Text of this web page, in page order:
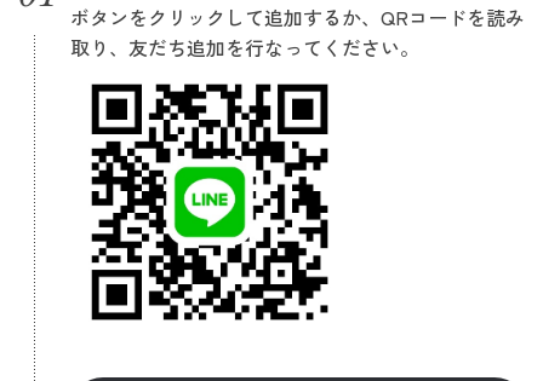
ボタンをクリックして追加するか、QRコードを読み
取り、友だち追加を行なってください。